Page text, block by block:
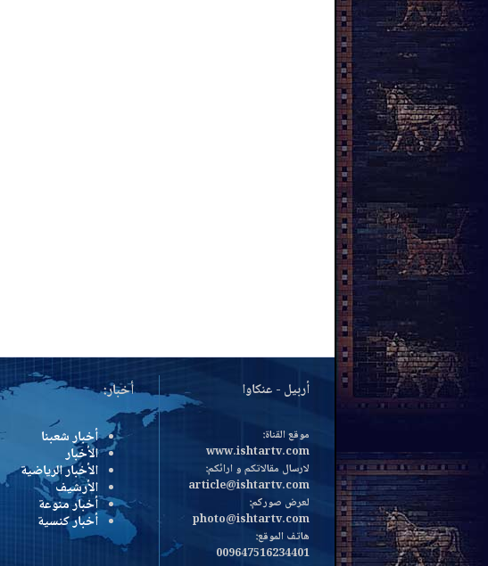
أربيل - عنكاوا
موقع القناة:
www.ishtartv.com
لارسال مقالاتكم و ارائكم:
article@ishtartv.com
لعرض صوركم:
photo@ishtartv.com
هاتف الموقع:
009647516234401
أخبار:
أخبار شعبنا
الأخبار
الأخبار الرياضية
الأرشيف
أخبار منوعة
أخبار كنسية